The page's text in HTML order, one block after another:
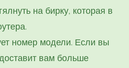
на бирку, которая в
номер модели. Если вы
вам больше